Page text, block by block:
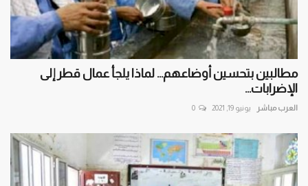
مطالبين بتحسين أوضاعهم... لماذا يلجأ عمال قطر إلى
الإضرابات...
العرب مباشر يونيو 19, 2021 0